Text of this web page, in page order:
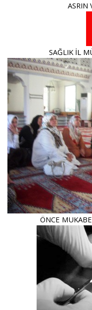
ASRIN
SAĞLIK İL
ÖNCE